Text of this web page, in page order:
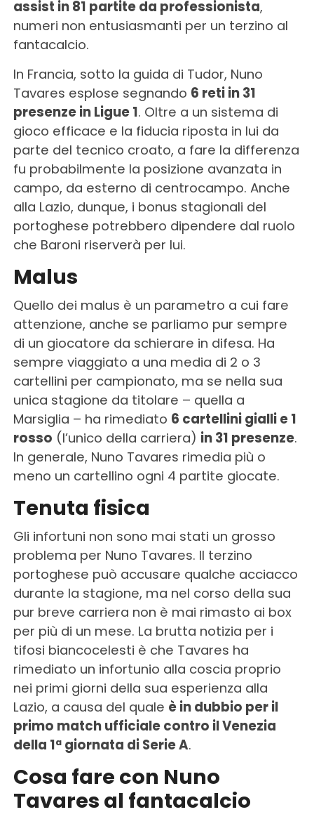
assist in 81 partite da professionista,
numeri non entusiasmanti per un terzino al
fantacalcio.
In Francia, sotto la guida di Tudor, Nuno
Tavares esplose segnando 6 reti in 31
presenze in Ligue 1. Oltre a un sistema di
gioco efficace e la fiducia riposta in lui da
parte del tecnico croato, a fare la differenza
fu probabilmente la posizione avanzata in
campo, da esterno di centrocampo. Anche
alla Lazio, dunque, i bonus stagionali del
portoghese potrebbero dipendere dal ruolo
che Baroni riserverà per lui.
Malus
Quello dei malus è un parametro a cui fare
attenzione, anche se parliamo pur sempre
di un giocatore da schierare in difesa. Ha
sempre viaggiato a una media di 2 o 3
cartellini per campionato, ma se nella sua
unica stagione da titolare – quella a
Marsiglia – ha rimediato 6 cartellini gialli e 1
rosso (l’unico della carriera) in 31 presenze.
In generale, Nuno Tavares rimedia più o
meno un cartellino ogni 4 partite giocate.
Tenuta fisica
Gli infortuni non sono mai stati un grosso
problema per Nuno Tavares. Il terzino
portoghese può accusare qualche acciacco
durante la stagione, ma nel corso della sua
pur breve carriera non è mai rimasto ai box
per più di un mese. La brutta notizia per i
tifosi biancocelesti è che Tavares ha
rimediato un infortunio alla coscia proprio
nei primi giorni della sua esperienza alla
Lazio, a causa del quale è in dubbio per il
primo match ufficiale contro il Venezia
della 1ª giornata di Serie A.
Cosa fare con Nuno
Tavares al fantacalcio